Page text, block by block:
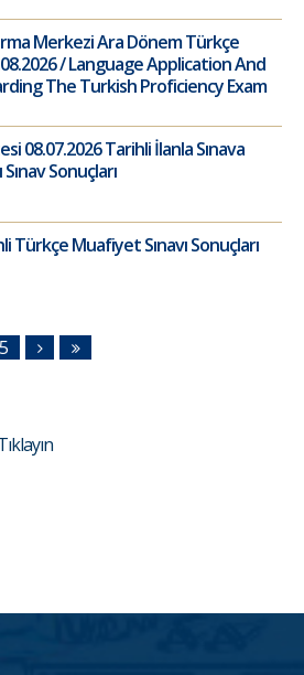
Merkezi Ara Dönem Türkçe
/ Language Application And
The Turkish Proficiency Exam
08.07.2026 Tarihli İlanla Sınava
Sonuçları
Türkçe Muafiyet Sınavı Sonuçları
5